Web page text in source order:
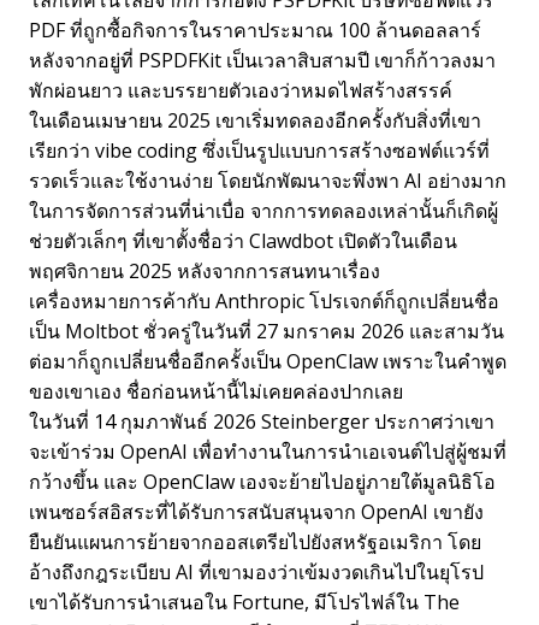
PDF ที่ถูกซื้อกิจการในราคาประมาณ 100 ล้านดอลลาร์
หลังจากอยู่ที่ PSPDFKit เป็นเวลาสิบสามปี เขาก็ก้าวลงมา
พักผ่อนยาว และบรรยายตัวเองว่าหมดไฟสร้างสรรค์
ในเดือนเมษายน 2025 เขาเริ่มทดลองอีกครั้งกับสิ่งที่เขา
เรียกว่า vibe coding ซึ่งเป็นรูปแบบการสร้างซอฟต์แวร์ที่
รวดเร็วและใช้งานง่าย โดยนักพัฒนาจะพึ่งพา AI อย่างมาก
ในการจัดการส่วนที่น่าเบื่อ จากการทดลองเหล่านั้นก็เกิดผู้
ช่วยตัวเล็กๆ ที่เขาตั้งชื่อว่า Clawdbot เปิดตัวในเดือน
พฤศจิกายน 2025 หลังจากการสนทนาเรื่อง
เครื่องหมายการค้ากับ Anthropic โปรเจกต์ก็ถูกเปลี่ยนชื่อ
เป็น Moltbot ชั่วครู่ในวันที่ 27 มกราคม 2026 และสามวัน
ต่อมาก็ถูกเปลี่ยนชื่ออีกครั้งเป็น OpenClaw เพราะในคำพูด
ของเขาเอง ชื่อก่อนหน้านี้ไม่เคยคล่องปากเลย
ในวันที่ 14 กุมภาพันธ์ 2026 Steinberger ประกาศว่าเขา
จะเข้าร่วม OpenAI เพื่อทำงานในการนำเอเจนต์ไปสู่ผู้ชมที่
กว้างขึ้น และ OpenClaw เองจะย้ายไปอยู่ภายใต้มูลนิธิโอ
เพนซอร์สอิสระที่ได้รับการสนับสนุนจาก OpenAI เขายัง
ยืนยันแผนการย้ายจากออสเตรียไปยังสหรัฐอเมริกา โดย
อ้างถึงกฎระเบียบ AI ที่เขามองว่าเข้มงวดเกินไปในยุโรป
เขาได้รับการนำเสนอใน Fortune, มีโปรไฟล์ใน The